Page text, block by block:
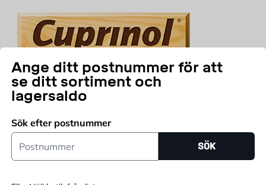
Ange ditt postnummer för att
se ditt sortiment och
lagersaldo
Sök efter postnummer
Postnummer
SÖK
Filtrera